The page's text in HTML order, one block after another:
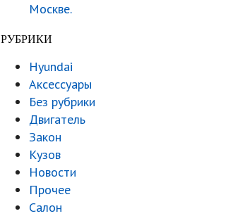
Москве.
РУБРИКИ
Hyundai
Аксессуары
Без рубрики
Двигатель
Закон
Кузов
Новости
Прочее
Салон